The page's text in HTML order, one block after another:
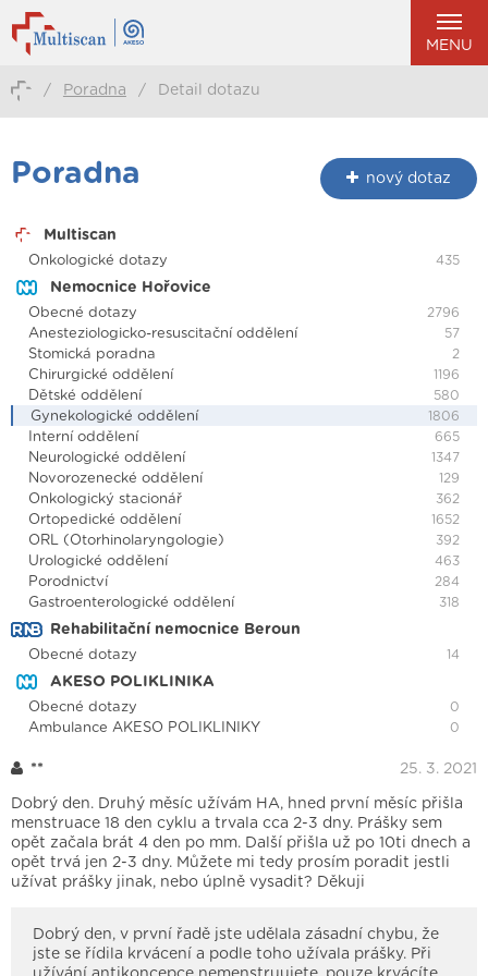
MENU
/ Poradna / Detail dotazu
Poradna nový dotaz
Multiscan
Onkologické dotazy 435
Nemocnice Hořovice
Obecné dotazy 2796
Anesteziologicko-resuscitační oddělení 57
Stomická poradna 2
Chirurgické oddělení 1196
Dětské oddělení 580
Gynekologické oddělení 1806
Interní oddělení 665
Neurologické oddělení 1347
Novorozenecké oddělení 129
Onkologický stacionář 362
Ortopedické oddělení 1652
ORL (Otorhinolaryngologie) 392
Urologické oddělení 463
Porodnictví 284
Gastroenterologické oddělení 318
Rehabilitační nemocnice Beroun
Obecné dotazy 14
AKESO POLIKLINIKA
Obecné dotazy 0
Ambulance AKESO POLIKLINIKY 0
** 25. 3. 2021
Dobrý den. Druhý měsíc užívám HA, hned první měsíc přišla
menstruace 18 den cyklu a trvala cca 2-3 dny. Prášky sem
opět začala brát 4 den po mm. Další přišla už po 10ti dnech a
opět trvá jen 2-3 dny. Můžete mi tedy prosím poradit jestli
užívat prášky jinak, nebo úplně vysadit? Děkuji
Dobrý den, v první řadě jste udělala zásadní chybu, že
jste se řídila krvácení a podle toho užívala prášky. Při